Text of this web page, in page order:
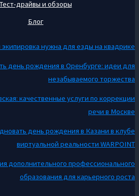
Тест-драйвы и обзоры
Блог
экипировка нужна для езды на квадрике
день рождения в Оренбурге: идеи для
незабываемого торжества
качественные услуги по коррекции
речи в Москве
день рождения в Казани в клубе
виртуальной реальности WARPOINT
дополнительного профессионального
образования для карьерного роста